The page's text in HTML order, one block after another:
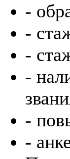
-
-
-
-
-
-